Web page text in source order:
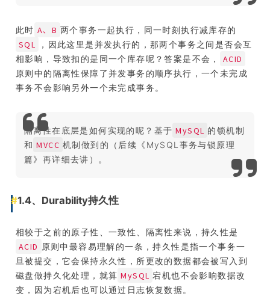
此时 A、B 两个事务一起执行，同一时刻执行减库存的
SQL
，因此这里是并发执行的，那两个事务之间是否会互
相影响，导致扣的是同一个库存呢？答案是不会，
ACID
原则中的隔离性保障了并发事务的顺序执行，一个未完成
事务不会影响另外一个未完成事务。
隔离性在底层是如何实现的呢？基于 MySQL
的锁机制
和 MVCC 机制做到的（后续《MySQL事务与锁原理
篇》再详细去讲）。
1.4、Durability持久性
相较于之前的原子性、一致性、隔离性来说，持久性是
ACID 原则中最容易理解的一条，持久性是指一个事务一
旦被提交，它会保持永久性，所更改的数据都会被写入到
磁盘做持久化处理，就算 MySQL
宕机也不会影响数据改
变，因为宕机后也可以通过日志恢复数据。